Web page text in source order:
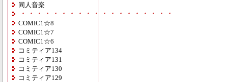
同人音楽
・・・・・・・・・・・・・・・・・・・
COMIC1☆8
COMIC1☆7
COMIC1☆6
コミティア134
コミティア131
コミティア130
コミティア129